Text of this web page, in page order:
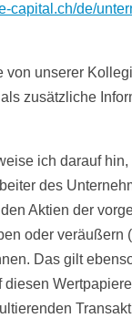
capital.ch/de/
von unserer
zusätzliche
ich darauf hin,
des
Aktien der
oder veräußern
Das gilt
diesen